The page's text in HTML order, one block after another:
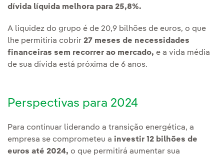
dívida líquida melhora para 25,8%.
A liquidez do grupo é de 20,9 bilhões de euros, o que
lhe permitiria cobrir 27 meses de necessidades
financeiras sem recorrer ao mercado, e a vida média
de sua dívida está próxima de 6 anos.
Perspectivas para 2024
Para continuar liderando a transição energética, a
empresa se comprometeu a investir 12 bilhões de
euros até 2024, o que permitirá aumentar sua